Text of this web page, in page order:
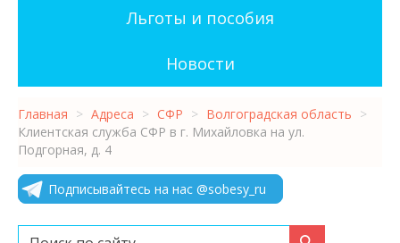
Льготы и пособия
Новости
Главная > Адреса > СФР > Волгоградская область >
Клиентская служба СФР в г. Михайловка на ул.
Подгорная, д. 4
Подписывайтесь на нас @sobesy_ru
Искать...